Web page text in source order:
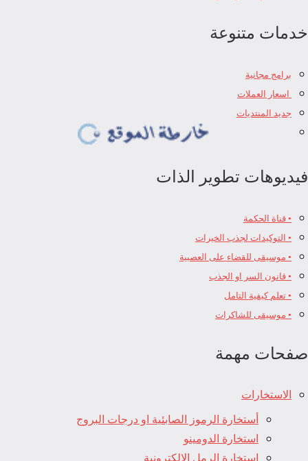
خدمات متنوعة
برامج مجانية
اسعار العملات
جديد المنتديات
فيديوهات تطوير الذات
• قناة الحكمة
• التوكيدات لجذب الخيرات
• موسيقى للقضاء على العصبية
• قانون السر او الجذب
• تعلم كيفية التامل
• موسيقى للشاكرات
صفحات مهمة
الاستخارات
أستخارة الرموز الصابئية او درجات البروج
استخارة الدومينو
استخارة الرمل الالكترونية